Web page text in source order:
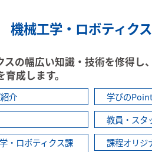
機械工学・ロボティク
スの幅広い知識・技術を修得し
成します。
介
学びの
教員・スタ
・ロボティクス課
課程オリジ